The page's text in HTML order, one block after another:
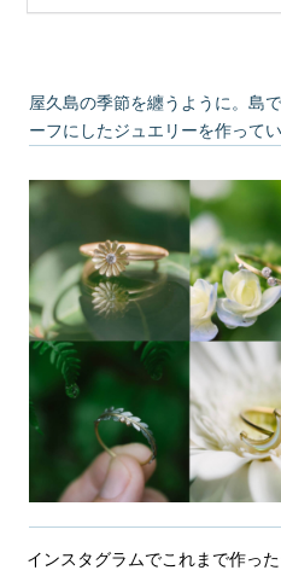
屋久島の季節を纏うように。島
ーフにしたジュエリーを作って
インスタグラムでこれまで作っ